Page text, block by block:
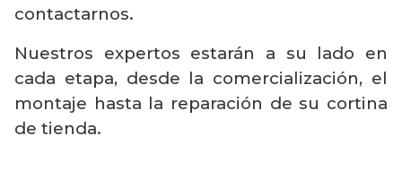
contactarnos.
Nuestros expertos estarán a su lado en
cada etapa, desde la comercialización, el
montaje hasta la reparación de su cortina
de tienda.